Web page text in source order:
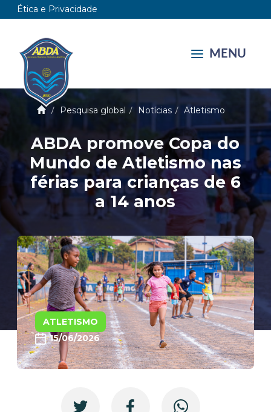
Ética e Privacidade
MENU
Pesquisa global Notícias Atletismo
ABDA promove Copa do
Mundo de Atletismo nas
férias para crianças de 6
a 14 anos
ATLETISMO
15/06/2026